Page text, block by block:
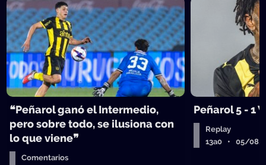
❝Peñarol ganó el Intermedio,
pero sobre todo, se ilusiona con
lo que viene❞
Comentarios
Peñarol 5 - 1
Replay
13a0 • 05/08/